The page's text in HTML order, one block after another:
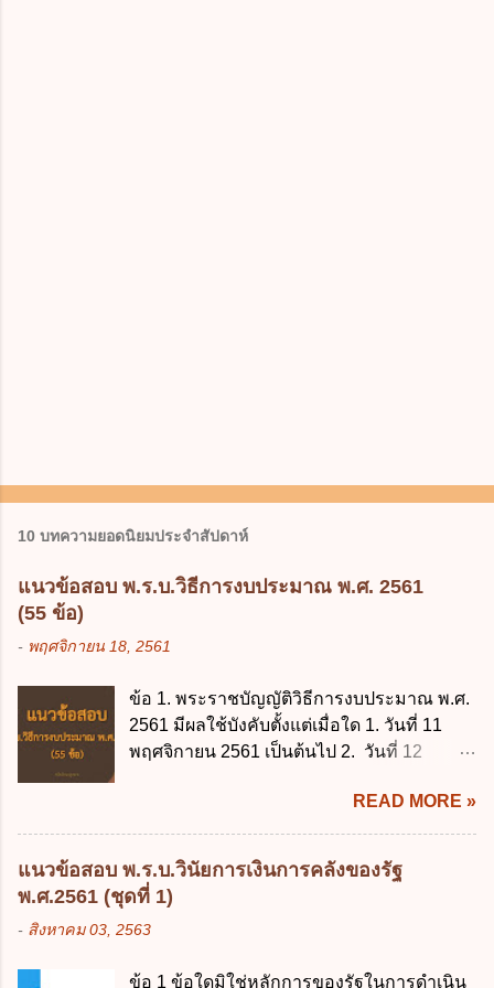
10 บทความยอดนิยมประจำสัปดาห์
แนวข้อสอบ พ.ร.บ.วิธีการงบประมาณ พ.ศ. 2561
(55 ข้อ)
- พฤศจิกายน 18, 2561
ข้อ 1. พระราชบัญญัติวิธีการงบประมาณ พ.ศ.
2561 มีผลใช้บังคับตั้งแต่เมื่อใด 1. วันที่ 11
พฤศจิกายน 2561 เป็นต้นไป 2. วันที่ 12
พฤศจิกายน 2561 เป็นต้นไป 4. วันที่ 14
พฤศจิกายน 2561 เป็นต้นไป ข้อ 2. พระราช
บัญญัติวิธีการงบประมาณ พ.ศ. 2561 ไม่ได้
ยกเลิกกฎหมายฉบับใด 1. พระราชบัญญัติวิธี
การงบประมาณ พ.ศ. 2502 2. พระราชบัญญัติ
วิธีการงบประมาณ (ฉบับที่ 3) พ.ศ. 2511 3.
READ MORE »
แนวข้อสอบ พ.ร.บ.วินัยการเงินการคลังของรัฐ
พ.ศ.2561 (ชุดที่ 1)
- สิงหาคม 03, 2563
ข้อ 1 ข้อใดมิใช่หลักการของรัฐในการดำเนิน